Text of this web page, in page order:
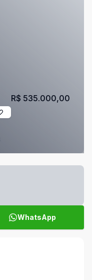
R$ 535.000,00
WhatsApp